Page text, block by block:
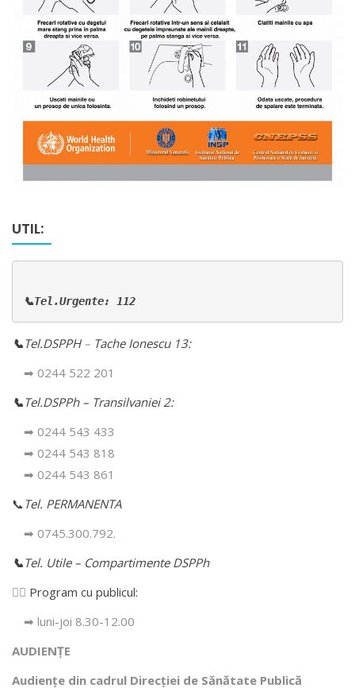
UTIL:
📞Tel.Urgente: 112
📞Tel.DSPPH – Tache Ionescu 13:
➡ 0244 522 201
📞Tel.DSPPh – Transilvaniei 2:
➡ 0244 543 433
➡ 0244 543 818
➡ 0244 543 861
📞 Tel. PERMANENTA
➡ 0745.300.792.
📞Tel. Utile – Compartimente DSPPh
👩‍⚕️ Program cu publicul:
➡ luni-joi 8.30-12.00
AUDIENȚE
Audiențe din cadrul Direcţiei de Sănătate Publică